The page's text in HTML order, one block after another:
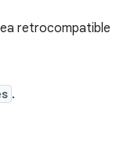
retrocompatible
.